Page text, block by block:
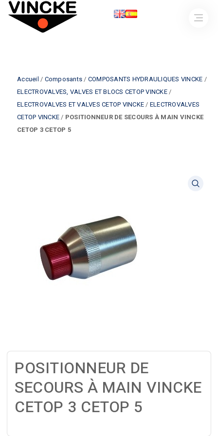
Accueil / Composants / COMPOSANTS HYDRAULIQUES VINCKE /
ELECTROVALVES, VALVES ET BLOCS CETOP VINCKE/
ELECTROVALVES ET VALVES CETOP VINCKE / ELECTROVALVES
CETOP VINCKE / POSITIONNEUR DE SECOURS À MAIN VINCKE
CETOP 3 CETOP 5
POSITIONNEUR DE
SECOURS À MAIN VINCKE
CETOP 3 CETOP 5